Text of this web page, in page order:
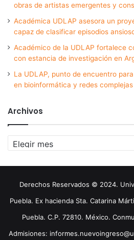
obras de artistas emergentes y
Académica UDLAP asesora un
capaz de clasificar episodios
Académico de la UDLAP fortalece
con estancia de investigación en
La UDLAP, punto de encuentro
en bioinformática y redes complejas
Archivos
Archivos
Derechos Reservados © 2024.
Puebla. Ex hacienda Sta. Catarina
Puebla. C.P. 72810. México.
Admisiones: